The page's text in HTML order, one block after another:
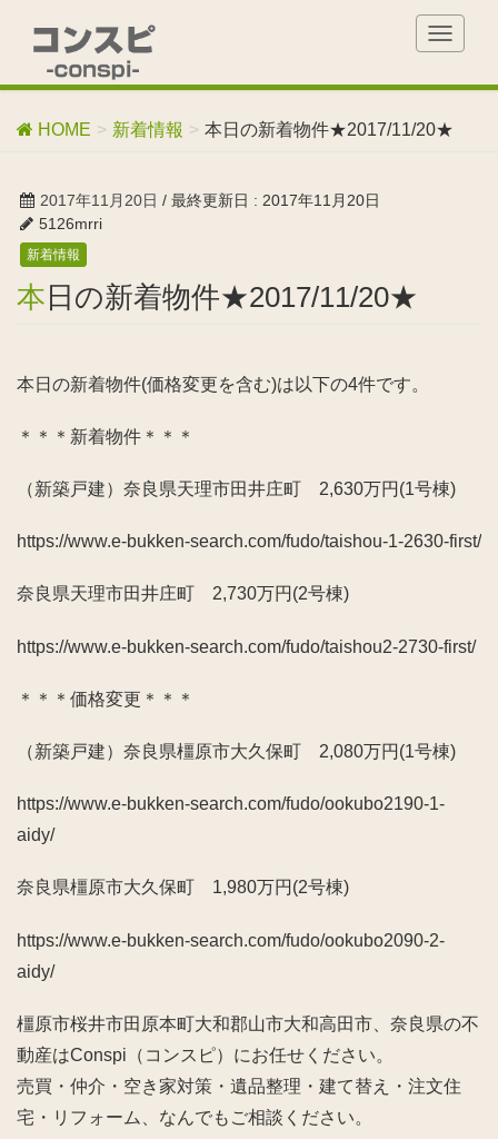
T
g
l
HOME 新着情報 本日の新着物件★2017/11/20★
2017年11月20日 / 最終更新日 : 2017年11月20日
5126mrri
新着情報
本日の新着物件★2017/11/20★
本日の新着物件(価格変更を含む)は以下の4件です。
＊＊＊新着物件＊＊＊
（新築戸建）奈良県天理市田井庄町 2,630万円(1号棟)
https://www.e-bukken-search.com/fudo/taishou-1-2630-first/
奈良県天理市田井庄町 2,730万円(2号棟)
https://www.e-bukken-search.com/fudo/taishou2-2730-first/
＊＊＊価格変更＊＊＊
（新築戸建）奈良県橿原市大久保町 2,080万円(1号棟)
https://www.e-bukken-search.com/fudo/ookubo2190-1-
aidy/
奈良県橿原市大久保町 1,980万円(2号棟)
https://www.e-bukken-search.com/fudo/ookubo2090-2-
aidy/
橿原市桜井市田原本町大和郡山市大和高田市、奈良県の不
動産はConspi（コンスピ）にお任せください。
売買・仲介・空き家対策・遺品整理・建て替え・注文住
宅・リフォーム、なんでもご相談ください。